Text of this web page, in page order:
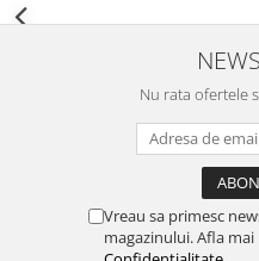
Nu rata ofertele
Vreau sa primesc
magazinului. Afla